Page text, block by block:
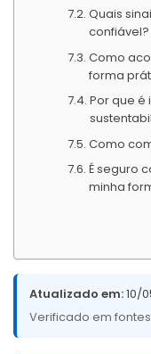
Quais
confiável?
Como
forma
Por que é
Como
É seguro
minha
Atualizado em:10/
Verificado em